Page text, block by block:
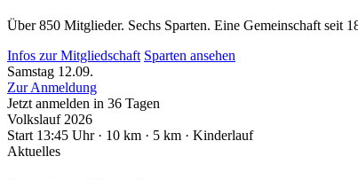
Über 850 Mitglieder. Sechs Sparten. Eine Gemeinschaft
Infos zur Mitgliedschaft Sparten ansehen
Samstag 12.09.
Zur Anmeldung
Jetzt anmelden in 36 Tagen
Volkslauf 2026
Start 13:45 Uhr · 10 km · 5 km · Kinderlauf
Aktuelles